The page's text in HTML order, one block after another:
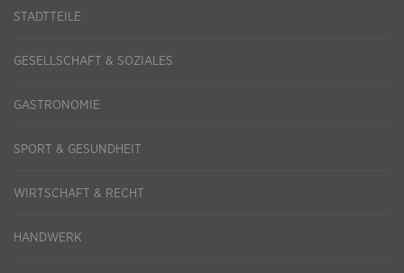
STADTTEILE
GESELLSCHAFT & SOZIALES
GASTRONOMIE
SPORT & GESUNDHEIT
WIRTSCHAFT & RECHT
HANDWERK